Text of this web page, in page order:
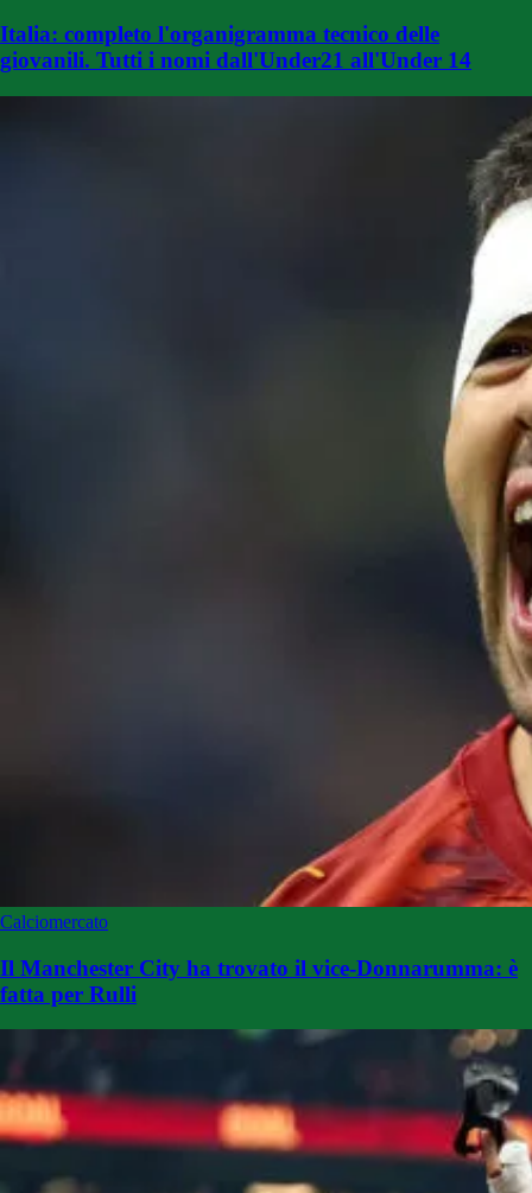
Italia: completo l'organigramma tecnico delle
giovanili. Tutti i nomi dall'Under21 all'Under 14
Calciomercato
Il Manchester City ha trovato il vice-Donnarumma: è
fatta per Rulli